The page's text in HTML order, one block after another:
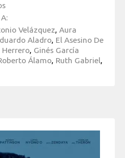
Velázquez, Aura
Aladro, El Asesino De
Herrero, Ginés García
Álamo, Ruth Gabriel,